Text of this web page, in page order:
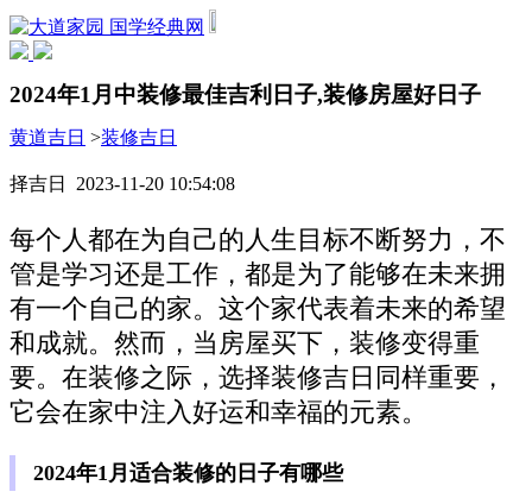
国学经典网
2024年1月中装修最佳吉利日子,装修房屋好日子
黄道吉日 >装修吉日
择吉日 2023-11-20 10:54:08
每个人都在为自己的人生目标不断努力，不
管是学习还是工作，都是为了能够在未来拥
有一个自己的家。这个家代表着未来的希望
和成就。然而，当房屋买下，装修变得重
要。在装修之际，选择装修吉日同样重要，
它会在家中注入好运和幸福的元素。
2024年1月适合装修的日子有哪些